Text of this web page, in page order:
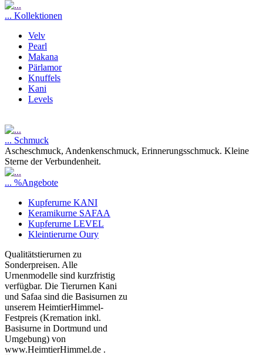
... Kollektionen
Velv
Pearl
Makana
Pärlamor
Knuffels
Kani
Levels
... Schmuck
Ascheschmuck, Andenkenschmuck, Erinnerungsschmuck. Kleine
Sterne der Verbundenheit.
... %Angebote
Kupferurne KANI
Keramikurne SAFAA
Kupferurne LEVEL
Kleintierurne Oury
Qualitätstierurnen zu
Sonderpreisen. Alle
Urnenmodelle sind kurzfristig
verfügbar. Die Tierurnen Kani
und Safaa sind die Basisurnen zu
unserem HeimtierHimmel-
Festpreis (Kremation inkl.
Basisurne in Dortmund und
Umgebung) von
www.HeimtierHimmel.de .